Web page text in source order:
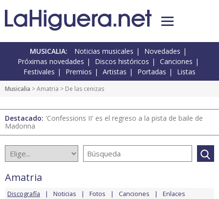
MUSICALIA: Noticias musicales
Novedades
Próximas novedades
Discos históricos
Canciones
Festivales
Premios Artistas Portadas Listas
Musicalia >Amatria > De las cenizas
Destacado: 'Confessions II' es el regreso a la pista de baile de
Madonna
Amatria
Discografía Noticias Fotos Canciones Enlaces